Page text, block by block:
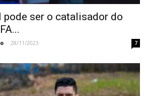
pode ser o catalisador do
- 28/11/2023 7